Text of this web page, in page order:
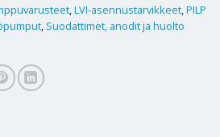
,LVI-asennustarvikkeet,PILP
, Suodattimet, anodit ja huolto